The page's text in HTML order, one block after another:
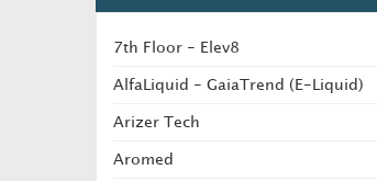
7th Floor - Elev8
AlfaLiquid - GaiaTrend (E-Liquid)
Arizer Tech
Aromed